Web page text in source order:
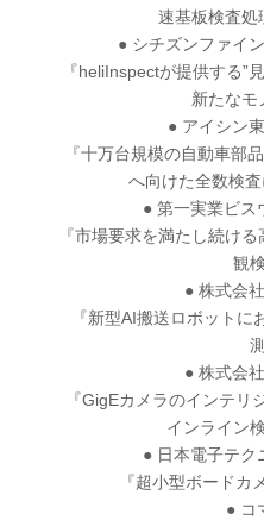
速基板検査処
● シチズンファイ
『heliInspectが提供する”見
新たなモ
● アイシン
『十万台規模の自動車部品
へ向けた全数検査
● 第一実業ビス
『市場要求を満たし続ける
観
● 株式会
『新型AI搬送ロボットに
● 株式会
『GigEカメラのインテリジ
インライン
● 日本電子テク
『超小型ボードカメ
● コ